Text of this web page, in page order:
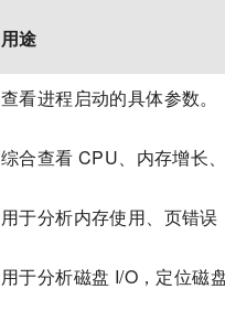
用途
查看进程启动的具体参数。
综合查看 CPU、内存增长、
用于分析内存使用、页错误
用于分析磁盘 I/O，定位磁